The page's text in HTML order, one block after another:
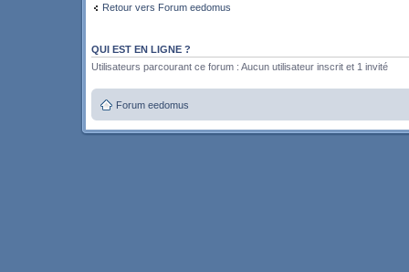
Retour vers Forum eedomus
QUI EST EN LIGNE ?
Utilisateurs parcourant ce forum : Aucun utilisateur inscrit et 1 invité
Forum eedomus